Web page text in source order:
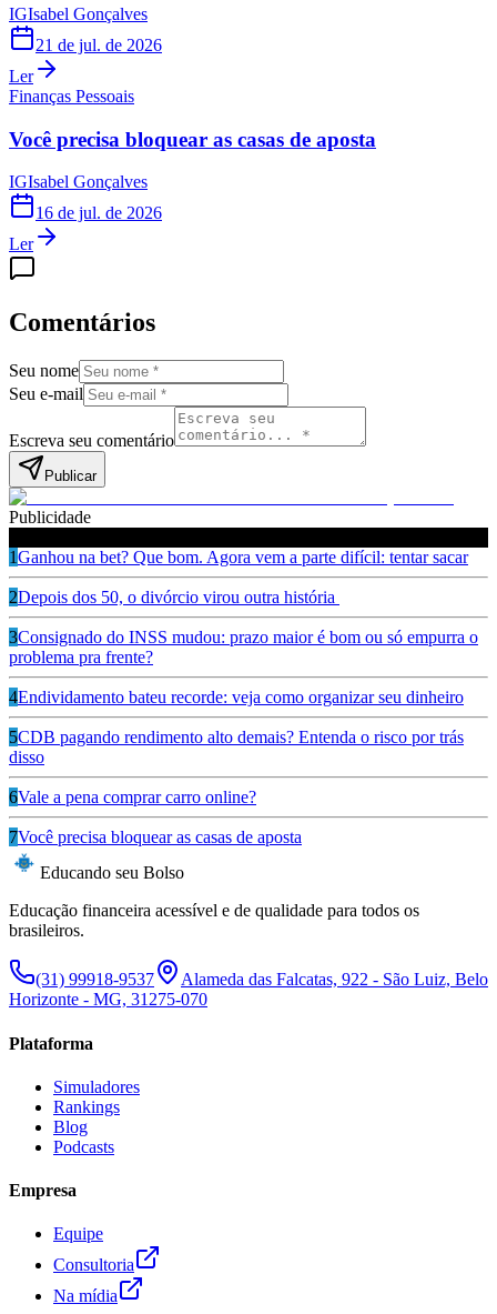
IGIsabel Gonçalves
21 de jul. de 2026
Ler
Finanças Pessoais
Você precisa bloquear as casas de aposta
IGIsabel Gonçalves
16 de jul. de 2026
Ler
Comentários
Seu nome
Seu e-mail
Escreva seu comentário
Publicar
Publicidade
1Ganhou na bet? Que bom. Agora vem a parte difícil: tentar sacar
2Depois dos 50, o divórcio virou outra história
3Consignado do INSS mudou: prazo maior é bom ou só empurra o
problema pra frente?
4Endividamento bateu recorde: veja como organizar seu dinheiro
5CDB pagando rendimento alto demais? Entenda o risco por trás
disso
6Vale a pena comprar carro online?
7Você precisa bloquear as casas de aposta
Educando seu Bolso
Educação financeira acessível e de qualidade para todos os
brasileiros.
(31) 99918-9537
Alameda das Falcatas, 922 - São Luiz, Belo
Horizonte - MG, 31275-070
Plataforma
Simuladores
Rankings
Blog
Podcasts
Empresa
Equipe
Consultoria
Na mídia